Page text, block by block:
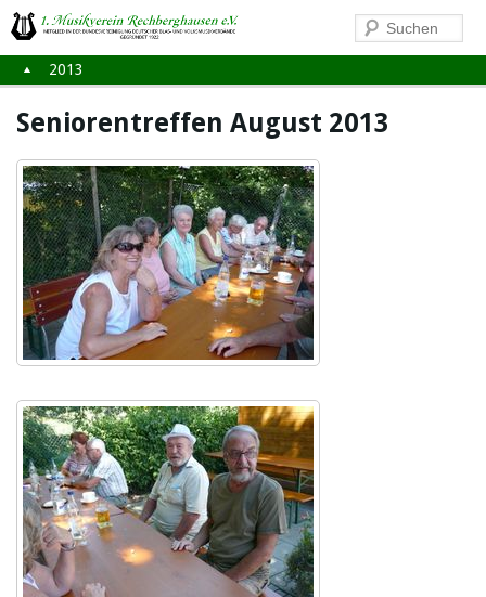
2013
Seniorentreffen August 2013